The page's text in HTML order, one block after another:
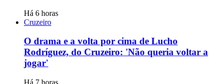
Há 6 horas
Cruzeiro
O drama e a volta por cima de Lucho
Rodríguez, do Cruzeiro: 'Não queria voltar a
jogar'